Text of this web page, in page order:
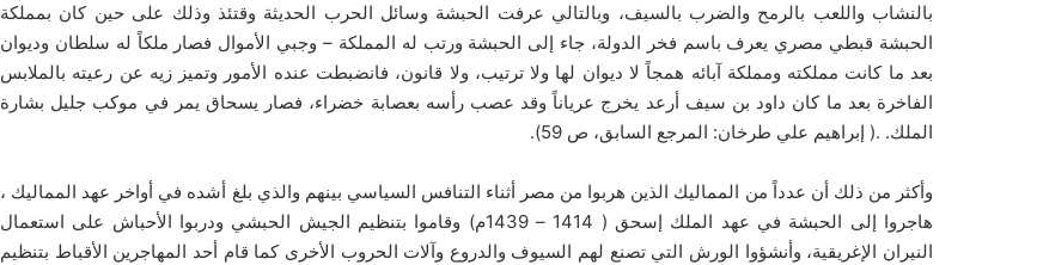
بالنشاب واللعب بالرمح والضرب بالسيف، وبالتالي عرفت الحبشة وسائل الحرب الحديثة وقتئذ وذلك على حين كان بمملكة
الحبشة قبطي مصري يعرف باسم فخر الدولة، جاء إلى الحبشة ورتب له المملكة – وجبي الأموال فصار ملكاً له سلطان وديوان
بعد ما كانت مملكته ومملكة آبائه همجاً لا ديوان لها ولا ترتيب، ولا قانون، فانضبطت عنده الأمور وتميز زيه عن رعيته بالملابس
الفاخرة بعد ما كان داود بن سيف أرعد يخرج عرياناً وقد عصب رأسه بعصابة خضراء، فصار يسحاق يمر في موكب جليل بشارة
الملك. .( إبراهيم علي طرخان: المرجع السابق، ص 59).
وأكثر من ذلك أن عدداً من المماليك الذين هربوا من مصر أثناء التنافس السياسي بينهم والذي بلغ أشده في أواخر عهد المماليك ،
هاجروا إلى الحبشة في عهد الملك إسحق ( 1414 – 1439م) وقاموا بتنظيم الجيش الحبشي ودربوا الأحباش على استعمال
النيران الإغريقية، وأنشؤوا الورش التي تصنع لهم السيوف والدروع وآلات الحروب الأخرى كما قام أحد المهاجرين الأقباط بتنظيم